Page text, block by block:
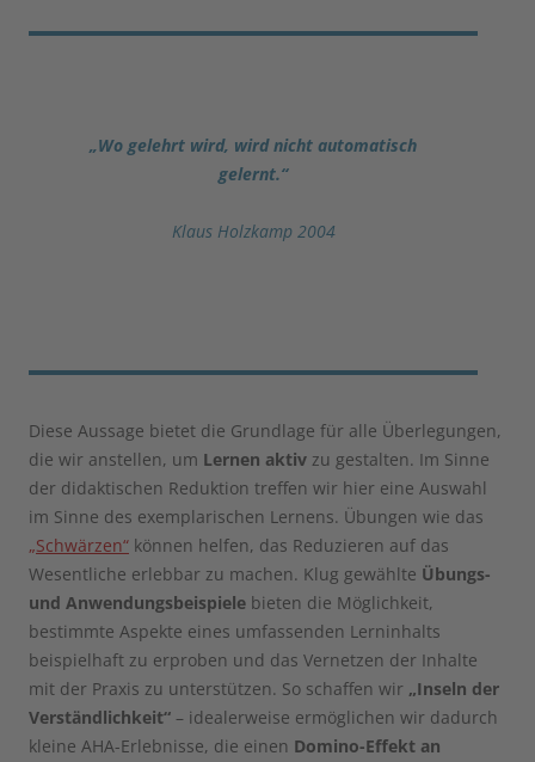
„Wo gelehrt wird, wird nicht automatisch
gelernt.“
Klaus Holzkamp 2004
Diese Aussage bietet die Grundlage für alle Überlegungen,
die wir anstellen, um Lernen aktiv zu gestalten. Im Sinne
der didaktischen Reduktion treffen wir hier eine Auswahl
im Sinne des exemplarischen Lernens. Übungen wie das
„Schwärzen“ können helfen, das Reduzieren auf das
Wesentliche erlebbar zu machen. Klug gewählte Übungs-
und Anwendungsbeispiele bieten die Möglichkeit,
bestimmte Aspekte eines umfassenden Lerninhalts
beispielhaft zu erproben und das Vernetzen der Inhalte
mit der Praxis zu unterstützen. So schaffen wir „Inseln der
Verständlichkeit“ – idealerweise ermöglichen wir dadurch
kleine AHA-Erlebnisse, die einen Domino-Effekt an